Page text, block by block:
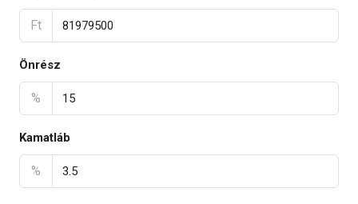
Ft
Önrész
%
Kamatláb
%